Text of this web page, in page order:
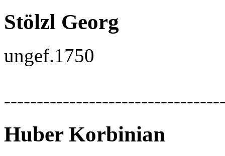
Stölzl Georg
ungef.1750
Huber Korbinian